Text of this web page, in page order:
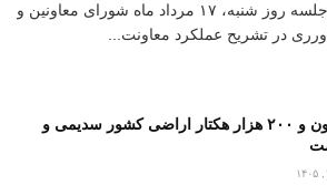
محمدمهدی برومندی در جلسه روز شنبه، ۱۷ مرداد ماه شورای معاونین و
در تشریح عملکرد معاونت...
یک میلیون و ۲۰۰ هزار هکتار اراضی کشور سدیمی و